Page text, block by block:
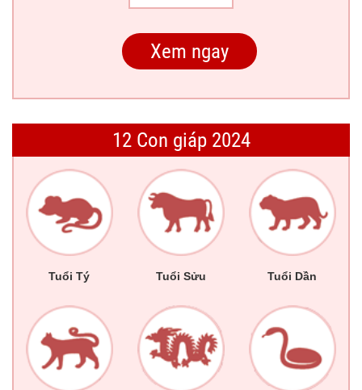
12 Con giáp 2024
Tuổi Tý Tuổi Sửu Tuổi Dần